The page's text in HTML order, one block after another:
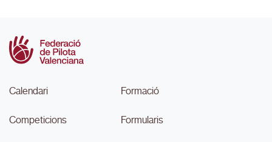
Calendari
Competicions
Formació
Formularis